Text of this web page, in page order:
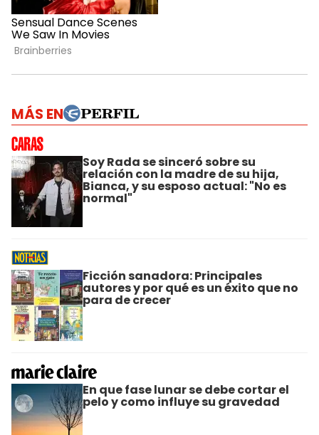
MÁS EN
Soy Rada se sinceró sobre su
relación con la madre de su hija,
Bianca, y su esposo actual: "No es
normal"
Ficción sanadora: Principales
autores y por qué es un éxito que no
para de crecer
En que fase lunar se debe cortar el
pelo y como influye su gravedad